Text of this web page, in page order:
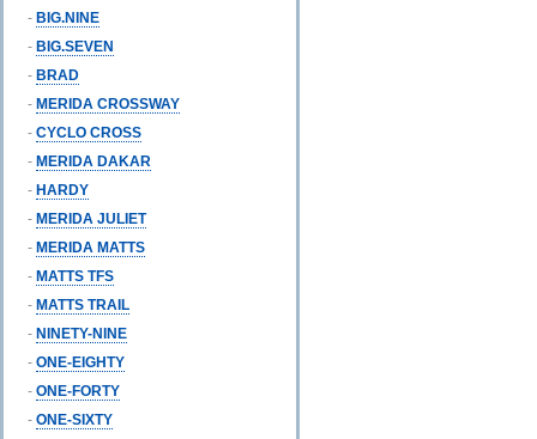
- BIG.NINE
- BIG.SEVEN
- BRAD
- MERIDA CROSSWAY
- CYCLO CROSS
- MERIDA DAKAR
- HARDY
- MERIDA JULIET
- MERIDA MATTS
- MATTS TFS
- MATTS TRAIL
- NINETY-NINE
- ONE-EIGHTY
- ONE-FORTY
- ONE-SIXTY